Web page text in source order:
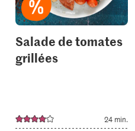
Salade de tomates
grillées
24 min.